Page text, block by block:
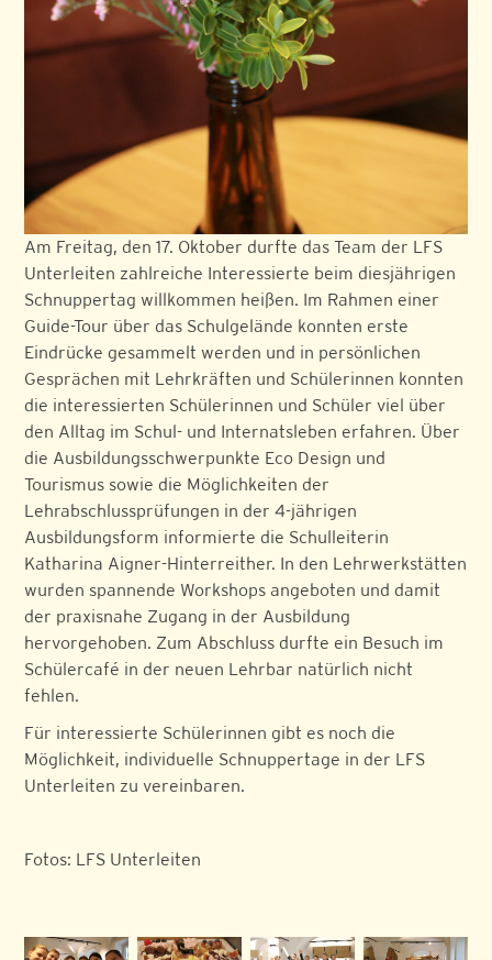
Am Freitag, den 17. Oktober durfte das Team der LFS
Unterleiten zahlreiche Interessierte beim diesjährigen
Schnuppertag willkommen heißen. Im Rahmen einer
Guide-Tour über das Schulgelände konnten erste
Eindrücke gesammelt werden und in persönlichen
Gesprächen mit Lehrkräften und Schülerinnen konnten
die interessierten Schülerinnen und Schüler viel über
den Alltag im Schul- und Internatsleben erfahren. Über
die Ausbildungsschwerpunkte Eco Design und
Tourismus sowie die Möglichkeiten der
Lehrabschlussprüfungen in der 4-jährigen
Ausbildungsform informierte die Schulleiterin
Katharina Aigner-Hinterreither. In den Lehrwerkstätten
wurden spannende Workshops angeboten und damit
der praxisnahe Zugang in der Ausbildung
hervorgehoben. Zum Abschluss durfte ein Besuch im
Schülercafé in der neuen Lehrbar natürlich nicht
fehlen.
Für interessierte Schülerinnen gibt es noch die
Möglichkeit, individuelle Schnuppertage in der LFS
Unterleiten zu vereinbaren.
Fotos: LFS Unterleiten